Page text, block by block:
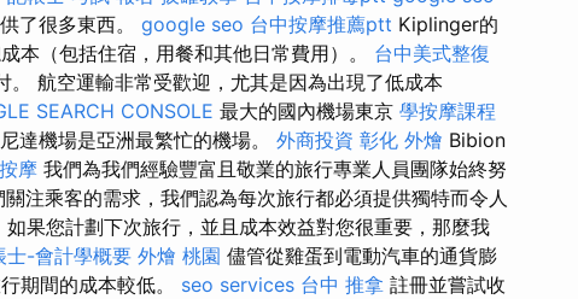
了很多東西。 google seo 台中按摩推薦ptt Kiplinger的
本（包括住宿，用餐和其他日常費用）。 台中美式整復
。 航空運輸非常受歡迎，尤其是因為出現了低成本
SEARCH CONSOLE 最大的國內機場東京 學按摩課程
達機場是亞洲最繁忙的機場。 外商投資 彰化 外燴 Bibion​​
摩 我們為我們經驗豐富且敬業的旅行專業人員團隊始終努
關注乘客的需求，我們認為每次旅行都必須提供獨特而令人
果您計劃下次旅行，並且成本效益對您很重要，那麼我
士-會計學概要 外燴 桃園 儘管從雞蛋到電動汽車的通貨膨
期間的成本較低。 seo services 台中 推拿 註冊並嘗試收